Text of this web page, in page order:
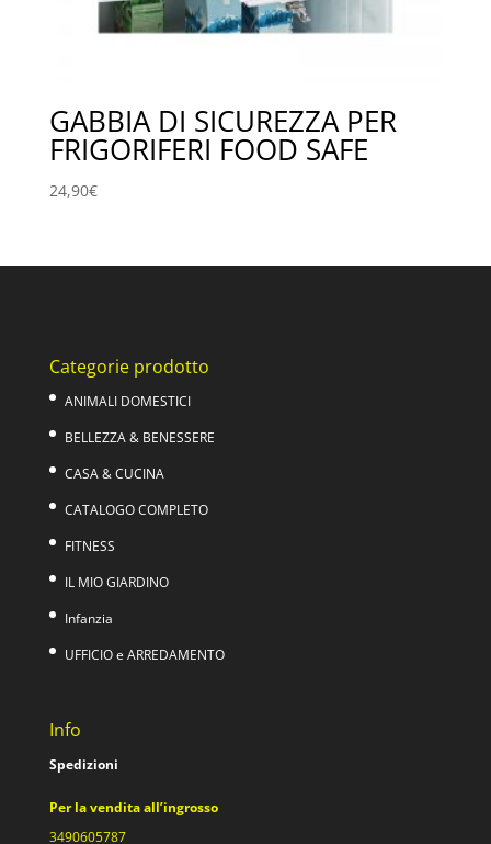
GABBIA DI SICUREZZA PER
FRIGORIFERI FOOD SAFE
24,90€
Categorie prodotto
ANIMALI DOMESTICI
BELLEZZA & BENESSERE
CASA & CUCINA
CATALOGO COMPLETO
FITNESS
IL MIO GIARDINO
Infanzia
UFFICIO e ARREDAMENTO
Info
Spedizioni
Per la vendita all’ingrosso
3490605787